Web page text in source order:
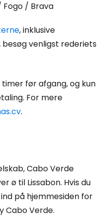
Fogo / Brava
, inklusive
venligst rederiets
før afgang, og kun
For mere
.
Cabo Verde
ø til Lissabon. Hvis du
på hjemmesiden for
Cabo Verde.